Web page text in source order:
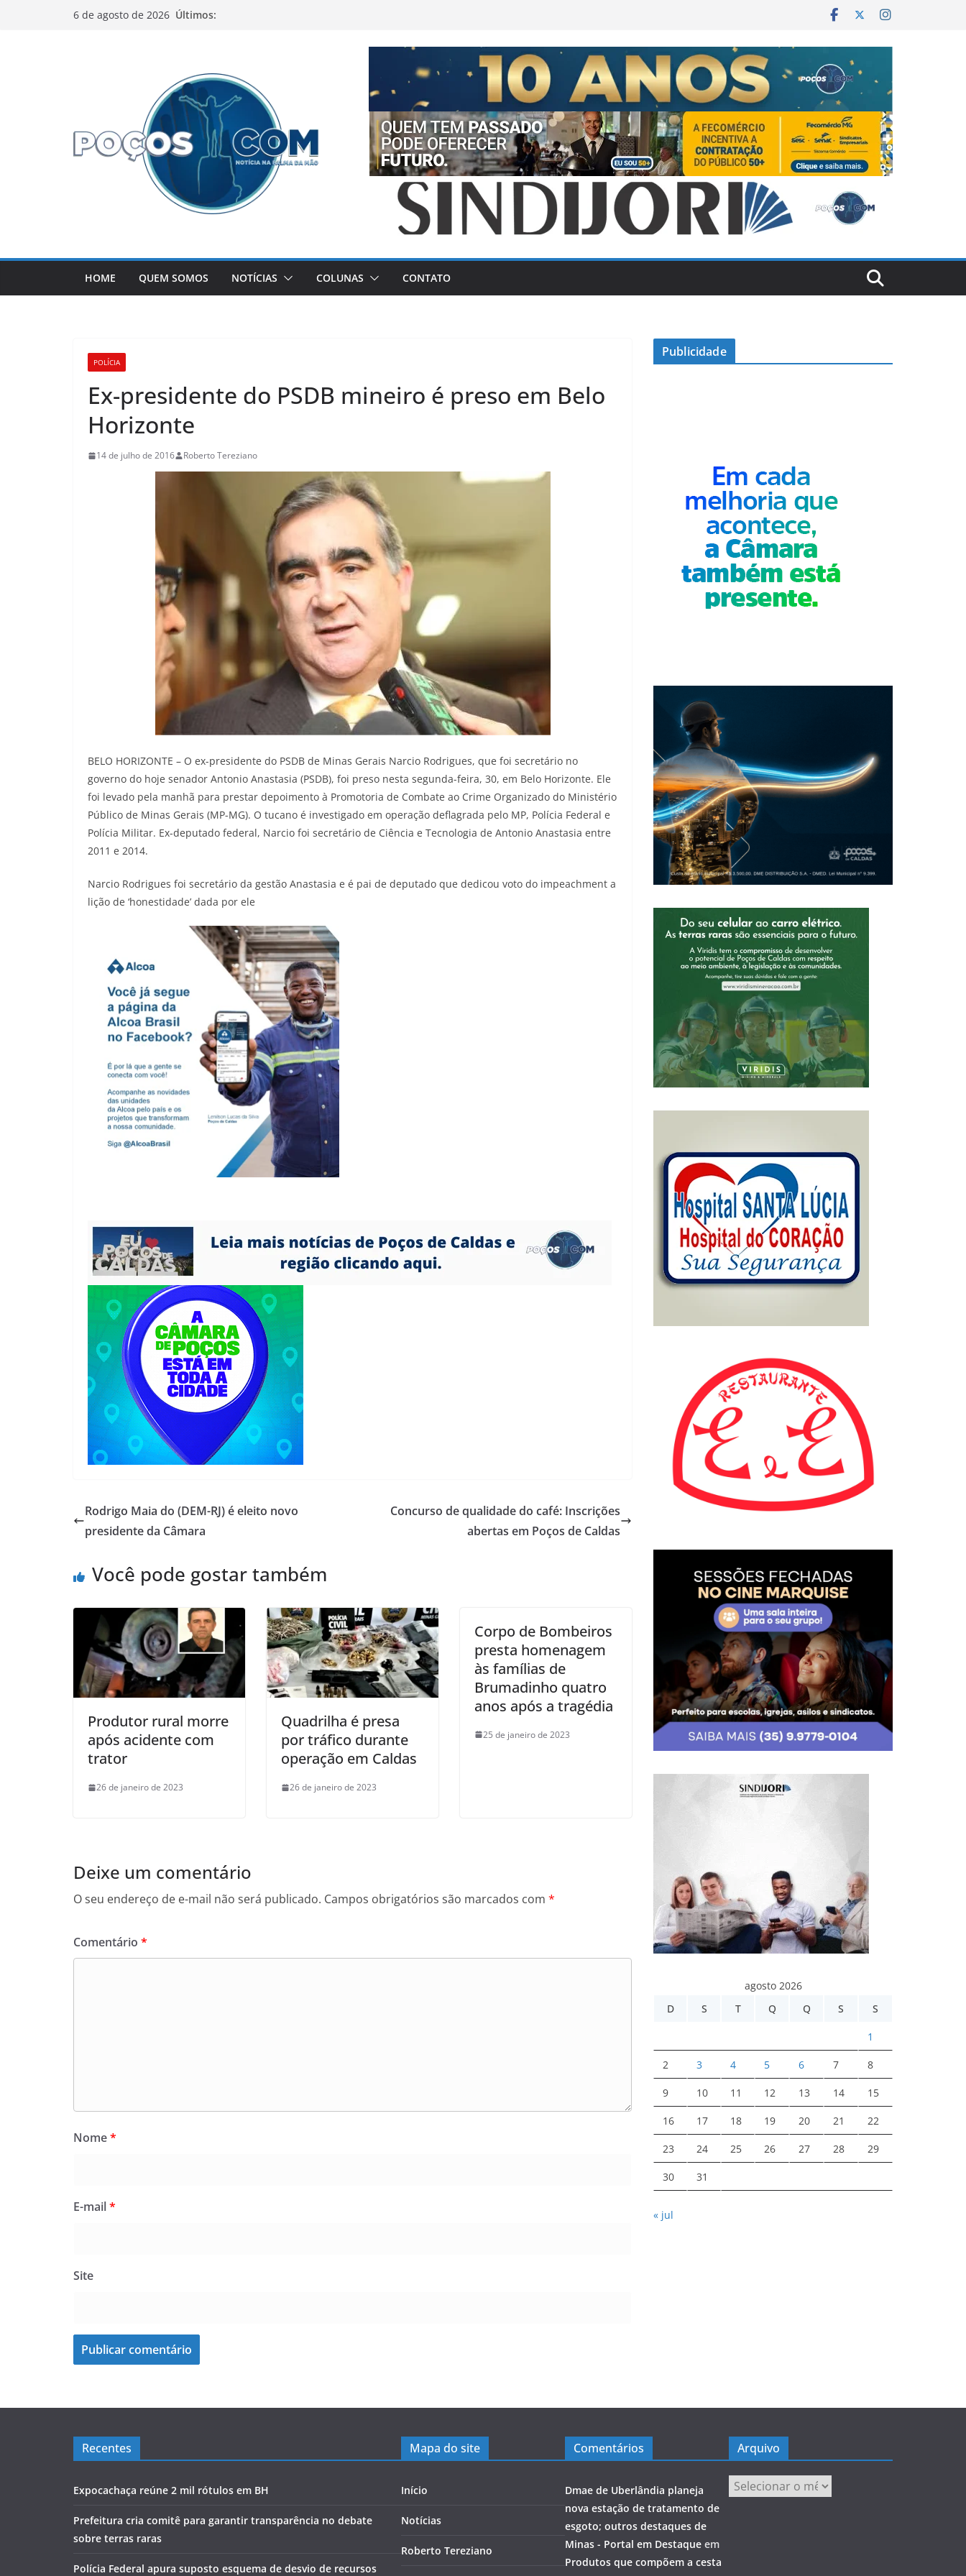
6 de agosto de 2026 Últimos:
HOME QUEM SOMOS NOTÍCIAS COLUNAS CONTATO
POLÍCIA
Ex-presidente do PSDB mineiro é preso em Belo
Horizonte
14 de julho de 2016 Roberto Tereziano
BELO HORIZONTE – O ex-presidente do PSDB de Minas Gerais Narcio Rodrigues, que foi secretário no
governo do hoje senador Antonio Anastasia (PSDB), foi preso nesta segunda-feira, 30, em Belo Horizonte. Ele
foi levado pela manhã para prestar depoimento à Promotoria de Combate ao Crime Organizado do Ministério
Público de Minas Gerais (MP-MG). O tucano é investigado em operação deflagrada pelo MP, Polícia Federal e
Polícia Militar. Ex-deputado federal, Narcio foi secretário de Ciência e Tecnologia de Antonio Anastasia entre
2011 e 2014.
Narcio Rodrigues foi secretário da gestão Anastasia e é pai de deputado que dedicou voto do impeachment a
lição de ‘honestidade’ dada por ele
Rodrigo Maia do (DEM-RJ) é eleito novo
presidente da Câmara
Concurso de qualidade do café: Inscrições
abertas em Poços de Caldas
Você pode gostar também
Produtor rural morre
após acidente com
trator
26 de janeiro de 2023
Quadrilha é presa
por tráfico durante
operação em Caldas
26 de janeiro de 2023
Corpo de Bombeiros
presta homenagem
às famílias de
Brumadinho quatro
anos após a tragédia
25 de janeiro de 2023
Deixe um comentário
O seu endereço de e-mail não será publicado. Campos obrigatórios são marcados com *
Comentário *
Nome*
E-mail*
Site
Publicidade
agosto 2026
D
S T Q Q S S
1
2 3 4 5 6 7 8
9 10 11 12 13 14 15
16 17 18 19 20 21 22
23 24 25 26 27 28 29
30 31
« jul
Recentes
Expocachaça reúne 2 mil rótulos em BH
Prefeitura cria comitê para garantir transparência no debate
sobre terras raras
Polícia Federal apura suposto esquema de desvio de recursos
Mapa do site
Início
Notícias
Roberto Tereziano
Comentários
Dmae de Uberlândia planeja
nova estação de tratamento de
esgoto; outros destaques de
Minas - Portal em Destaque em
Produtos que compõem a cesta
Arquivo
Arquivo